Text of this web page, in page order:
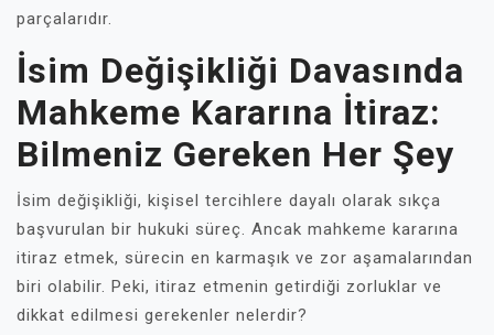
parçalarıdır.
İsim Değişikliği Davasında
Mahkeme Kararına İtiraz:
Bilmeniz Gereken Her Şey
İsim değişikliği, kişisel tercihlere dayalı olarak sıkça
başvurulan bir hukuki süreç. Ancak mahkeme kararına
itiraz etmek, sürecin en karmaşık ve zor aşamalarından
biri olabilir. Peki, itiraz etmenin getirdiği zorluklar ve
dikkat edilmesi gerekenler nelerdir?